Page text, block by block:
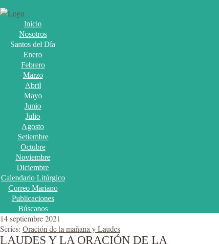
Inicio
Nosotros
Santos del Día
Enero
Febrero
Marzo
Abril
Mayo
Junio
Julio
Agosto
Setiembre
Octubre
Noviembre
Diciembre
Calendario Litúrgico
Correo Mariano
Publicaciones
Búscanos
14 septiembre 2021
Series: Oración de la mañana y Laudes
LAUDES Y LA ORACIÓN DE LA